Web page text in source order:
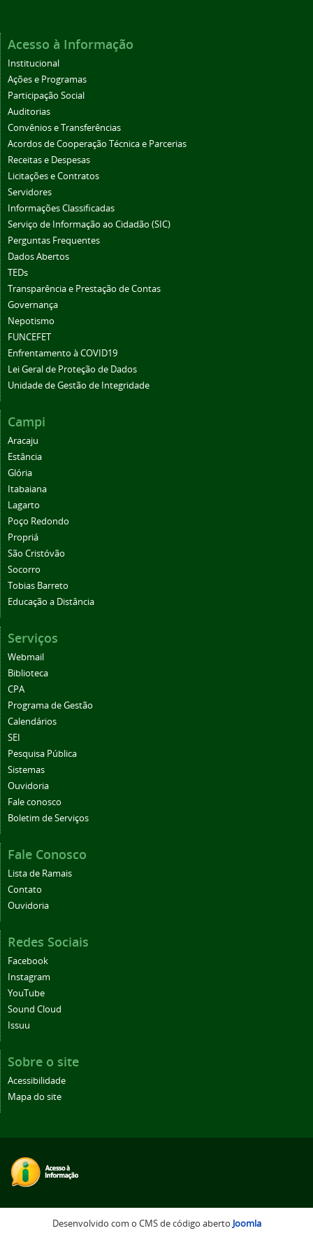
Acesso à Informação
Institucional
Ações e Programas
Participação Social
Auditorias
Convênios e Transferências
Acordos de Cooperação Técnica e Parcerias
Receitas e Despesas
Licitações e Contratos
Servidores
Informações Classificadas
Serviço de Informação ao Cidadão (SIC)
Perguntas Frequentes
Dados Abertos
TEDs
Transparência e Prestação de Contas
Governança
Nepotismo
FUNCEFET
Enfrentamento à COVID19
Lei Geral de Proteção de Dados
Unidade de Gestão de Integridade
Campi
Aracaju
Estância
Glória
Itabaiana
Lagarto
Poço Redondo
Propriá
São Cristóvão
Socorro
Tobias Barreto
Educação a Distância
Serviços
Webmail
Biblioteca
CPA
Programa de Gestão
Calendários
SEI
Pesquisa Pública
Sistemas
Ouvidoria
Fale conosco
Boletim de Serviços
Fale Conosco
Lista de Ramais
Contato
Ouvidoria
Redes Sociais
Facebook
Instagram
YouTube
Sound Cloud
Issuu
Sobre o site
Acessibilidade
Mapa do site
Desenvolvido com o CMS de código aberto Joomla